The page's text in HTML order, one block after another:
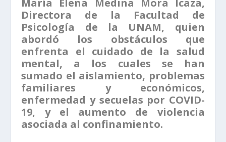
María Elena Medina Mora Icaza,
Directora de la Facultad de
Psicología de la UNAM, quien
abordó los obstáculos que
enfrenta el cuidado de la salud
mental, a los cuales se han
sumado el aislamiento, problemas
familiares y económicos,
enfermedad y secuelas por COVID-
19, y el aumento de violencia
asociada al confinamiento.